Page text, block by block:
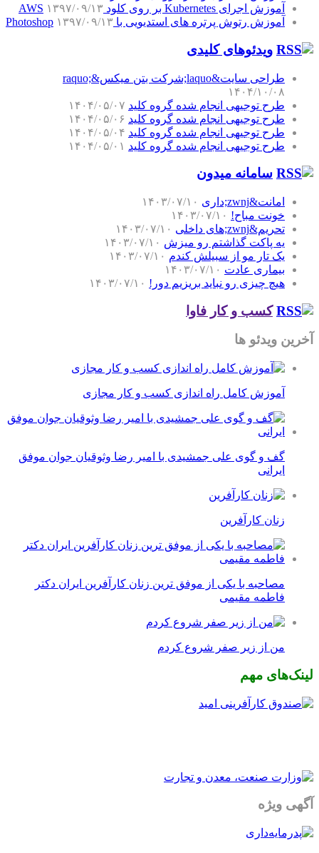
آموزش اجرای Kubernetes بر روی کلود AWS
۱۳۹۷/۰۹/۱۳
آموزش رتوش پرتره های استدیویی با Photoshop ۱۳۹۷/۰۹/۱۳
ویدئوهای کلیدی
طراحی سایت&laquo;شرکت بتن میکس&raquo;
۱۴۰۴/۱۰/۰۸
طرح توجیهی انجام شده گروه کلید ۱۴۰۴/۰۵/۰۷
طرح توجیهی انجام شده گروه کلید ۱۴۰۴/۰۵/۰۶
طرح توجیهی انجام شده گروه کلید ۱۴۰۴/۰۵/۰۴
طرح توجیهی انجام شده گروه کلید ۱۴۰۴/۰۵/۰۱
سامانه میدون
امانت&zwnj;داری
۱۴۰۳/۰۷/۱۰
خونت مباح! ۱۴۰۳/۰۷/۱۰
تحریم&zwnj;های داخلی
۱۴۰۳/۰۷/۱۰
یه پاکت گذاشتم رو میزش ۱۴۰۳/۰۷/۱۰
یک تار مو از سبیلش کندم ۱۴۰۳/۰۷/۱۰
بیماری عادت ۱۴۰۳/۰۷/۱۰
هیچ چیزی رو نباید بریزیم دور! ۱۴۰۳/۰۷/۱۰
کسب و کار فاوا
آخرین ویدئو ها
آموزش کامل راه اندازی کسب و کار مجازی
گف و گوی علی جمشیدی با امیر رضا وثوقیان جوان موفق
ایرانی
زنان کارآفرین
مصاحبه با یکی از موفق ترین زنان کارآفرین ایران دکتر
فاطمه مقیمی
من از زیر صفر شروع کردم
لینک‌های مهم
آگهی ویژه